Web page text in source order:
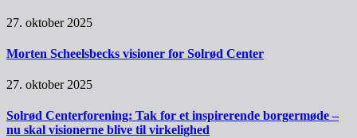
27. oktober 2025
Morten Scheelsbecks visioner for Solrød Center
27. oktober 2025
Solrød Centerforening: Tak for et inspirerende borgermøde –
nu skal visionerne blive til virkelighed